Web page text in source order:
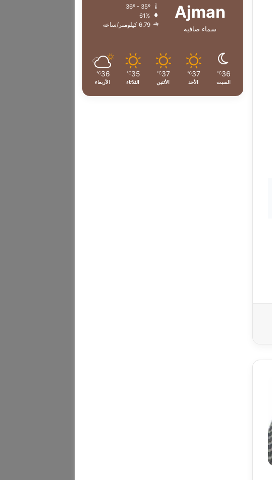
Ajman
سماء صافية
61%
6.79 كيلومتر/ساعة
36
℃
السبت
37
℃
الأحد
37
℃
الأثنين
35
℃
الثلاثاء
36
℃
الأربعاء